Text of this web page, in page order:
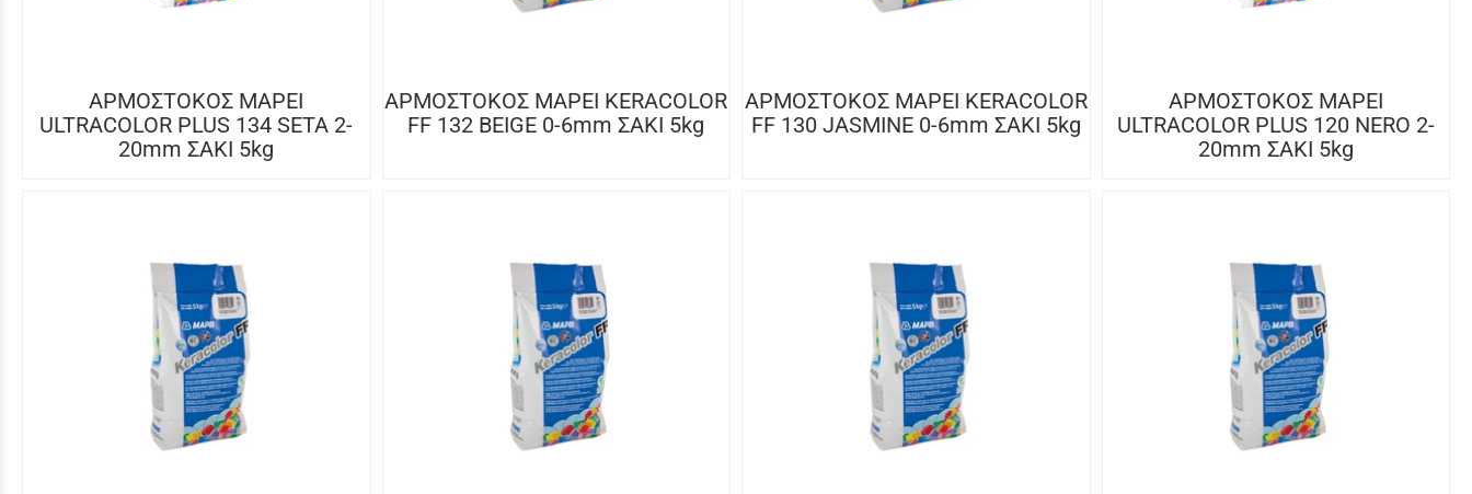
ΑΡΜΟΣΤΟΚΟΣ MAPEI
ULTRACOLOR PLUS 134 SETA 2-
20mm ΣΑΚΙ 5kg
ΑΡΜΟΣΤΟΚΟΣ MAPEI KERACOLOR
FF 132 BEIGE 0-6mm ΣΑΚΙ 5kg
ΑΡΜΟΣΤΟΚΟΣ MAPEI KERACOLOR
FF 130 JASMINE 0-6mm ΣΑΚΙ 5kg
ΑΡΜΟΣΤΟΚΟΣ MAPEI
ULTRACOLOR PLUS 120 NERO 2-
20mm ΣΑΚΙ 5kg